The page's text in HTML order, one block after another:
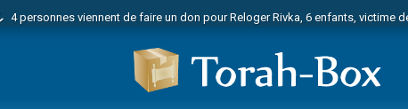
4 personnes viennent de faire un don pour Reloger Rivka, 6 enfants, victime
personnes viennent de demander une bénédiction
personnes viennent de nous rejoindre sur WhatsApp